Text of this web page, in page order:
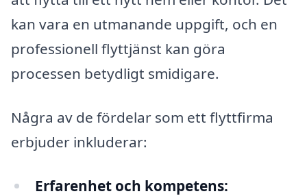
kan vara en utmanande uppgift, och en
professionell flyttjänst kan göra
processen betydligt smidigare.
Några av de fördelar som ett flyttfirma
erbjuder inkluderar:
Erfarenhet och kompetens: